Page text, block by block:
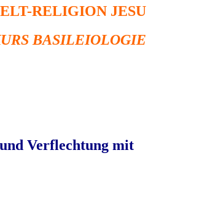
RELIGION JESU
BASILEIOLOGIE
Verflechtung mit